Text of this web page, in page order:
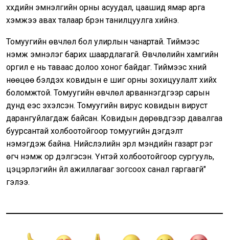
хүүхдийн эмнэлгийн орны асуудал, цаашид ямар арга
хэмжээ авах талаар бүрэн танилцуулга хийнэ.
Томуугийн өвчлөл бол улирлын чанартай. Тиймээс
нэмж эмнэлэг барих шаардлагагүй. Өвчлөлийн хамгийн
оргил үе нь таваас долоо хоног байдаг. Тиймээс хүний
нөөцөө бэлдэх ковидын үе шиг орны зохицуулалт хийх
боломжтой. Томуугийн өвчлөл арваннэгдүгээр сарын
дунд үеэс эхэлсэн. Томуугийн вирус ковидын вируст
дарангуйлагдаж байсан. Ковидын дөрөвдүгээр давалгаа
буурсантай холбоотойгоор томуугийн дэгдэлт
нэмэгдэж байна. Нийслэлийн эрүүл мэндийн газарт үүрэг
өгч нэмж ор дэлгэсэн. Үүнтэй холбоотойгоор сургууль,
цэцэрлэгийн үйл ажиллагааг зогсоох санал гаргаагүй"
гэлээ.